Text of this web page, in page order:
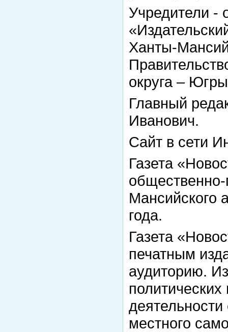
Учредители -
Ханты-
округа –
Главный
Иванович.
Сайт в сети
Газета
Мансийского
года.
Газета
печатным
аудиторию.
деятельности
местного